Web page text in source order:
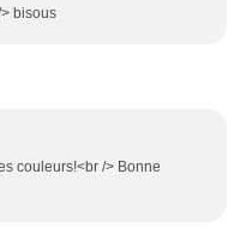
bisous
couleurs!<br /> Bonne